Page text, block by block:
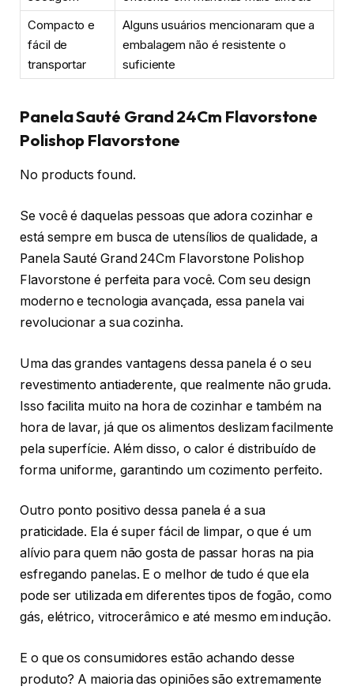
Compacto e
fácil de
transportar
Alguns usuários mencionaram que a
embalagem não é resistente o
suficiente
Panela Sauté Grand 24Cm Flavorstone
Polishop Flavorstone
No products found.
Se você é daquelas pessoas que adora cozinhar e
está sempre em busca de utensílios de qualidade, a
Panela Sauté Grand 24Cm Flavorstone Polishop
Flavorstone é perfeita para você. Com seu design
moderno e tecnologia avançada, essa panela vai
revolucionar a sua cozinha.
Uma das grandes vantagens dessa panela é o seu
revestimento antiaderente, que realmente não gruda.
Isso facilita muito na hora de cozinhar e também na
hora de lavar, já que os alimentos deslizam facilmente
pela superfície. Além disso, o calor é distribuído de
forma uniforme, garantindo um cozimento perfeito.
Outro ponto positivo dessa panela é a sua
praticidade. Ela é super fácil de limpar, o que é um
alívio para quem não gosta de passar horas na pia
esfregando panelas. E o melhor de tudo é que ela
pode ser utilizada em diferentes tipos de fogão, como
gás, elétrico, vitrocerâmico e até mesmo em indução.
E o que os consumidores estão achando desse
produto? A maioria das opiniões são extremamente